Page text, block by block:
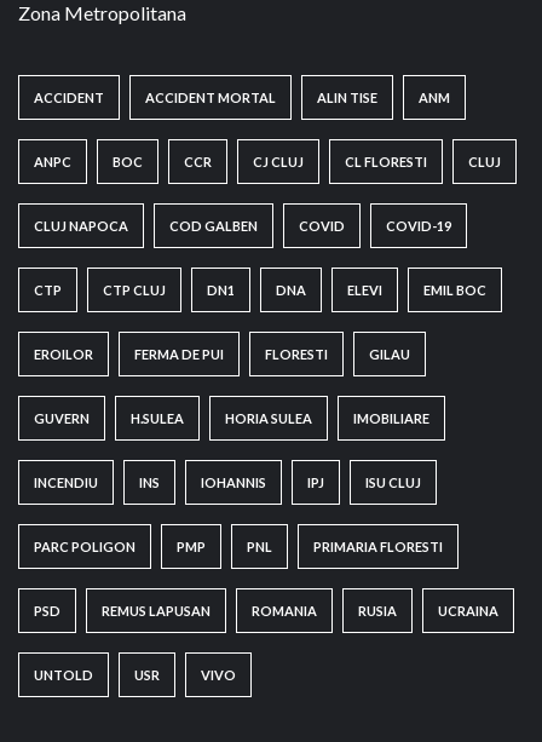
Zona Metropolitana
ACCIDENT ACCIDENT MORTAL ALIN TISE ANM
ANPC BOC CCR CJ CLUJ CL FLORESTI CLUJ
CLUJ NAPOCA COD GALBEN COVID COVID-19
CTP CTP CLUJ DN1 DNA ELEVI EMIL BOC
EROILOR FERMA DE PUI FLORESTI GILAU
GUVERN H.SULEA HORIA SULEA IMOBILIARE
INCENDIU INS IOHANNIS IPJ ISU CLUJ
PARC POLIGON PMP PNL PRIMARIA FLORESTI
PSD REMUS LAPUSAN ROMANIA RUSIA UCRAINA
UNTOLD USR VIVO